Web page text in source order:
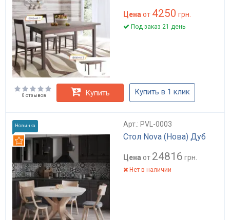
Цена от 4250 грн.
Под заказ 21 день
0 отзывов Купить Купить в 1 клик
Новинка Арт.: PVL-0003
Стол Nova (Нова) Дуб
Рекомендуем
Цена от 24816 грн.
Нет в наличии